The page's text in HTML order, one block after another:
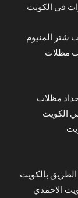
شتر المنيوم
مظلات
مظلات
الكويت
بالكويت
الاحمدي